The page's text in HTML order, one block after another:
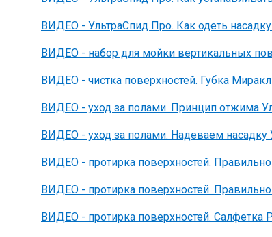
ВИДЕО - УльтраСпид Про. Как одеть
ВИДЕО - набор для мойки вертикальных
ВИДЕО - чистка поверхностей. Губка
ВИДЕО - уход за полами. Принцип отжима
ВИДЕО - уход за полами. Надеваем насадку
ВИДЕО - протирка поверхностей.
ВИДЕО - протирка поверхностей.
ВИДЕО - протирка поверхностей. Cалфетка